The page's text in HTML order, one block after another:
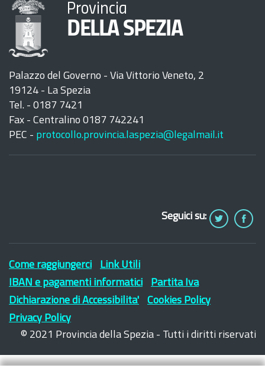
Provincia
DELLA SPEZIA
Palazzo del Governo - Via Vittorio Veneto, 2
19124 - La Spezia
Tel. - 0187 7421
Fax - Centralino 0187 742241
PEC - protocollo.provincia.laspezia@legalmail.it
Seguici su:
Come raggiungerci
Link Utili
IBAN e pagamenti informatici
Partita Iva
Dichiarazione di Accessibilita'
Cookies Policy
Privacy Policy
© 2021 Provincia della Spezia - Tutti i diritti riservati